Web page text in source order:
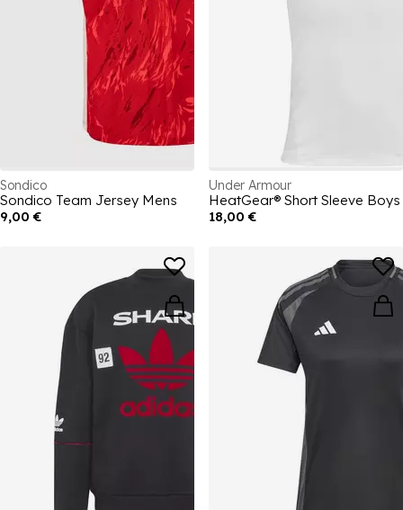
Sondico
Sondico Team Jersey Mens
9,00 €
Under Armour
HeatGear® Short Sleeve Boys
18,00 €